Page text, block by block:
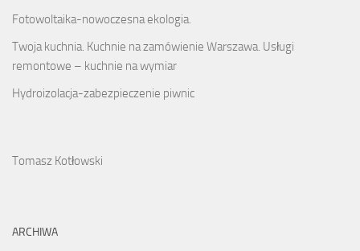
Fotowoltaika-nowoczesna ekologia.
Twoja kuchnia. Kuchnie na zamówienie Warszawa. Usługi
remontowe – kuchnie na wymiar
Hydroizolacja-zabezpieczenie piwnic
Tomasz Kotłowski
ARCHIWA